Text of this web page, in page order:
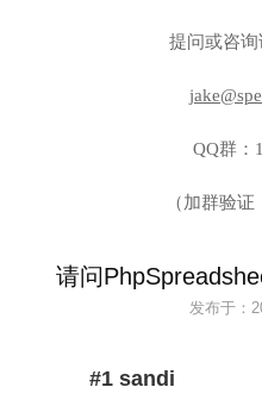
提问或咨询
QQ群：
（加群验证
请问
发布于：
#1 sandi